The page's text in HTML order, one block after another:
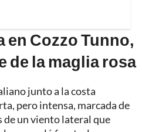
en Cozzo Tunno,
de la maglia rosa
junto a la costa
pero intensa, marcada de
de un viento lateral que